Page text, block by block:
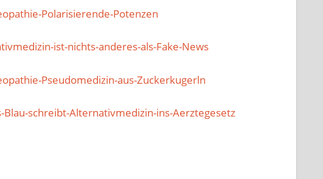
Polarisierende-Potenzen
ist-nichts-anderes-als-Fake-News
Pseudomedizin-aus-Zuckerkugerln
schreibt-Alternativmedizin-ins-Aerztegesetz